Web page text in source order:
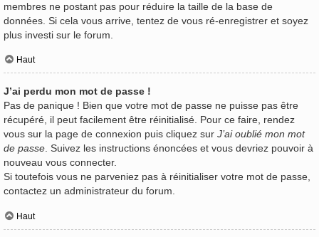
membres ne postant pas pour réduire la taille de la base de
données. Si cela vous arrive, tentez de vous ré-enregistrer et soyez
plus investi sur le forum.
Haut
J’ai perdu mon mot de passe !
Pas de panique ! Bien que votre mot de passe ne puisse pas être
récupéré, il peut facilement être réinitialisé. Pour ce faire, rendez
vous sur la page de connexion puis cliquez sur J’ai oublié mon mot
de passe. Suivez les instructions énoncées et vous devriez pouvoir à
nouveau vous connecter.
Si toutefois vous ne parveniez pas à réinitialiser votre mot de passe,
contactez un administrateur du forum.
Haut